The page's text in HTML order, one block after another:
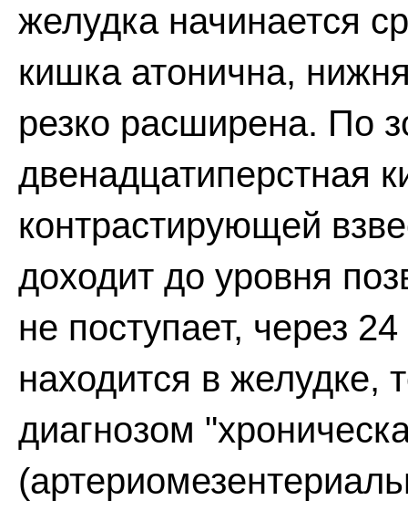
желудка начинается
кишка атонична,
резко расширена. По
двенадцатиперстная
контрастирующей
доходит до уровня
не поступает, через
находится в желудке,
диагнозом